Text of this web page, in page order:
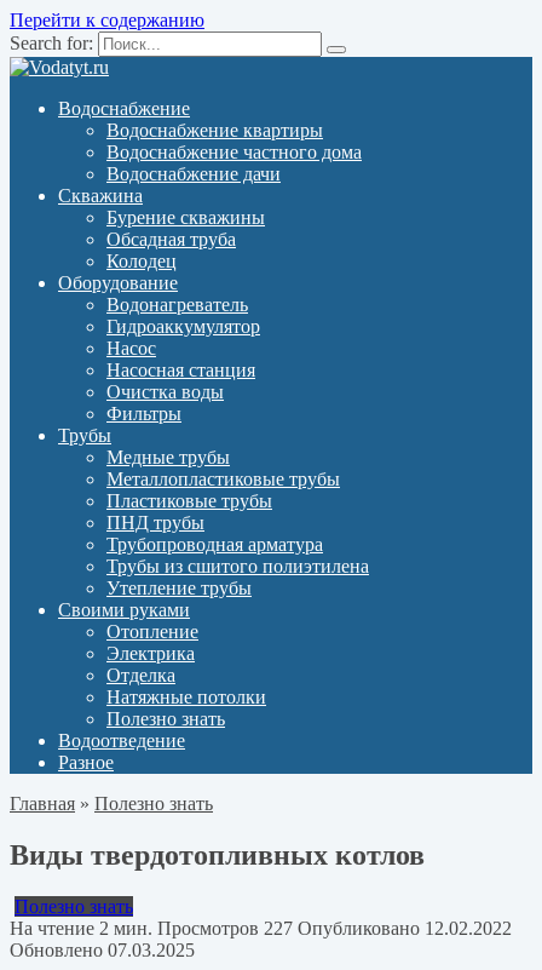
Перейти к содержанию
Search for:
Водоснабжение
Водоснабжение квартиры
Водоснабжение частного дома
Водоснабжение дачи
Скважина
Бурение скважины
Обсадная труба
Колодец
Оборудование
Водонагреватель
Гидроаккумулятор
Насос
Насосная станция
Очистка воды
Фильтры
Трубы
Медные трубы
Металлопластиковые трубы
Пластиковые трубы
ПНД трубы
Трубопроводная арматура
Трубы из сшитого полиэтилена
Утепление трубы
Своими руками
Отопление
Электрика
Отделка
Натяжные потолки
Полезно знать
Водоотведение
Разное
Главная » Полезно знать
Виды твердотопливных котлов
Полезно знать
На чтение 2 мин. Просмотров 227 Опубликовано 12.02.2022
Обновлено 07.03.2025